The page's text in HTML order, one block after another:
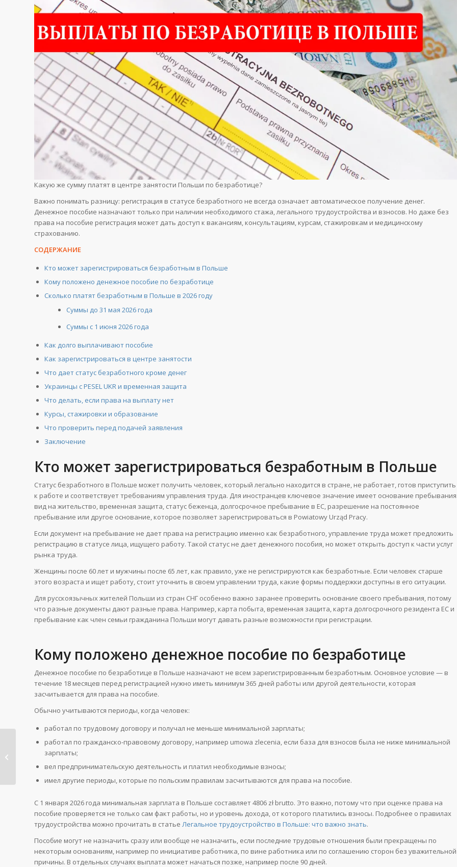
Какую же сумму платят в центре занятости Польши по безработице?
Важно понимать разницу: регистрация в статусе безработного не всегда означает автоматическое получение денег.
Денежное пособие назначают только при наличии необходимого стажа, легального трудоустройства и взносов. Но даже без
права на пособие регистрация может дать доступ к вакансиям, консультациям, курсам, стажировкам и медицинскому
страхованию.
СОДЕРЖАНИЕ
Кто может зарегистрироваться безработным в Польше
Кому положено денежное пособие по безработице
Сколько платят безработным в Польше в 2026 году
Суммы до 31 мая 2026 года
Суммы с 1 июня 2026 года
Как долго выплачивают пособие
Как зарегистрироваться в центре занятости
Что дает статус безработного кроме денег
Украинцы с PESEL UKR и временная защита
Что делать, если права на выплату нет
Курсы, стажировки и образование
Что проверить перед подачей заявления
Заключение
Кто может зарегистрироваться безработным в Польше
Статус безработного в Польше может получить человек, который легально находится в стране, не работает, готов приступить
к работе и соответствует требованиям управления труда. Для иностранцев ключевое значение имеет основание
вид на жительство, временная защита, статус беженца, долгосрочное пребывание в ЕС, разрешение на постоянное
пребывание или другое основание, которое позволяет зарегистрироваться в Powiatowy Urząd Pracy.
Если документ на пребывание не дает права на регистрацию именно как безработного, управление труда может предложить
регистрацию в статусе лица, ищущего работу. Такой статус не дает денежного пособия, но может открыть доступ к части услуг
рынка труда.
Женщины после 60 лет и мужчины после 65 лет, как правило, уже не регистрируются как безработные. Если человек старше
этого возраста и ищет работу, стоит уточнить в своем управлении труда, какие формы поддержки доступны в его ситуации.
Для русскоязычных жителей Польши из стран СНГ особенно важно заранее проверить основание своего пребывания, потому
что разные документы дают разные права. Например, карта побыта, временная защита, карта долгосрочного резидента ЕС и
пребывание как член семьи гражданина Польши могут давать разные возможности при регистрации.
Кому положено денежное пособие по безработице
Денежное пособие по безработице в Польше назначают не всем зарегистрированным безработным. Основное условие — в
течение 18 месяцев перед регистрацией нужно иметь минимум 365 дней работы или другой деятельности, которая
засчитывается для права на пособие.
Обычно учитываются периоды, когда человек:
работал по трудовому договору и получал не меньше минимальной зарплаты;
работал по гражданско-правовому договору, например umowa zlecenia, если база для взносов была не ниже минимальной
зарплаты;
вел предпринимательскую деятельность и платил необходимые взносы;
имел другие периоды, которые по польским правилам засчитываются для права на пособие.
С 1 января 2026 года минимальная зарплата в Польше составляет 4806 zł brutto. Это важно, потому что при оценке права на
пособие проверяется не только сам факт работы, но и уровень дохода, от которого платились взносы. Подробнее о правилах
трудоустройства можно прочитать в статье Легальное трудоустройство в Польше: что важно знать.
Пособие могут не назначить сразу или вообще не назначить, если последние трудовые отношения были прекращены по
некоторым основаниям, например по инициативе работника, по вине работника или по соглашению сторон без уважительной
причины. В отдельных случаях выплата может начаться позже, например после 90 дней.
Падежи в немецком
языке: как понять
Nominativ,...